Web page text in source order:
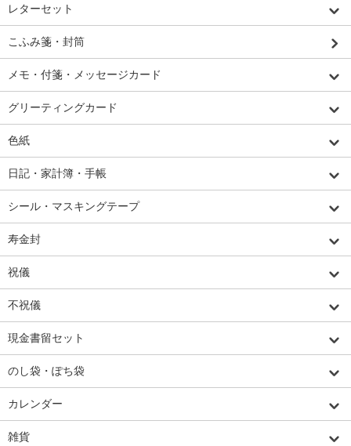
レターセット
こふみ箋・封筒
メモ・付箋・メッセージカード
グリーティングカード
色紙
日記・家計簿・手帳
シール・マスキングテープ
寿金封
祝儀
不祝儀
現金書留セット
のし袋・ぽち袋
カレンダー
雑貨